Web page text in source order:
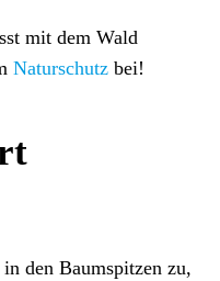
mit dem Wald
Naturschutz bei!
den Baumspitzen zu,